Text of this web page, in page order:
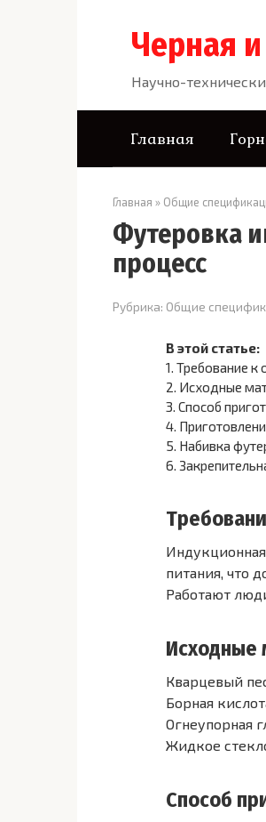
Черная
Научно-
Главная
Главная » Общие
Футеровка
процесс
Рубрика: Общие
В этой статье:
1. Требование к
2. Исходные
3. Способ
4.
5. Набивка
6.
питания, что
Работают
Исходные
Кварцевый
Борная
Огнеупорная
Жидкое
Способ